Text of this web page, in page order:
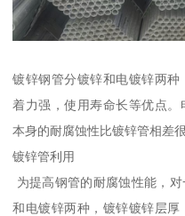
镀锌钢管分镀锌和电镀锌两
着力强，使用寿命长等优点
本身的耐腐蚀性比镀锌管相差很
镀锌管利用
为提高钢管的耐腐蚀性能，
和电镀锌两种，镀锌镀锌层厚